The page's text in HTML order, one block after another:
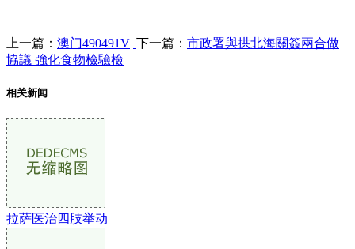
上一篇： 澳门490491V 下一篇： 市政署與拱北海關簽兩合做
協議 強化食物檢驗檢
相关新闻
拉萨医治四肢举动